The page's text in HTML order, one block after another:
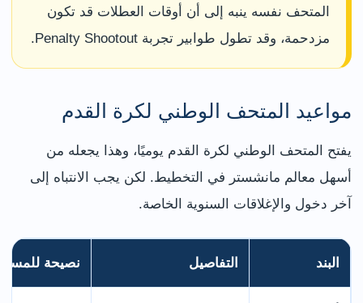
المتحف نفسه ينبه إلى أن أوقات العطلات قد تكون
مزدحمة، وقد تطول طوابير تجربة Penalty Shootout.
مواعيد المتحف الوطني لكرة القدم
يفتح المتحف الوطني لكرة القدم يوميًا، وهذا يجعله من
أسهل معالم مانشستر في التخطيط. لكن يجب الانتباه إلى
آخر دخول والإغلاقات السنوية الخاصة.
البند التفاصيل نصيحة